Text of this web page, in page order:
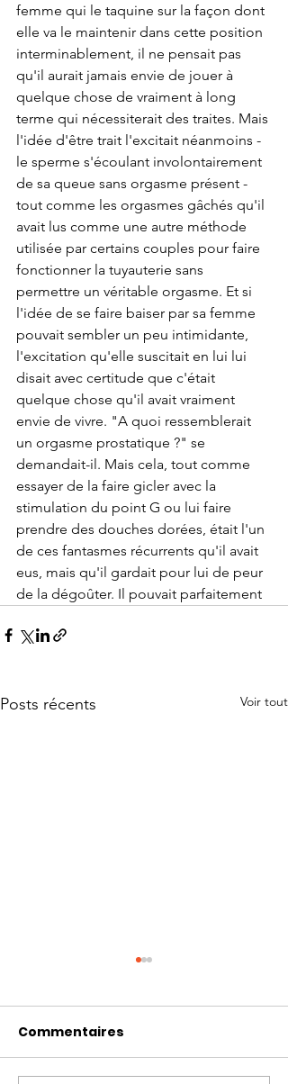
femme qui le taquine sur la façon dont
elle va le maintenir dans cette position
interminablement, il ne pensait pas
qu'il aurait jamais envie de jouer à
quelque chose de vraiment à long
terme qui nécessiterait des traites. Mais
l'idée d'être trait l'excitait néanmoins -
le sperme s'écoulant involontairement
de sa queue sans orgasme présent -
tout comme les orgasmes gâchés qu'il
avait lus comme une autre méthode
utilisée par certains couples pour faire
fonctionner la tuyauterie sans
permettre un véritable orgasme. Et si
l'idée de se faire baiser par sa femme
pouvait sembler un peu intimidante,
l'excitation qu'elle suscitait en lui lui
disait avec certitude que c'était
quelque chose qu'il avait vraiment
envie de vivre. "A quoi ressemblerait
un orgasme prostatique ?" se
demandait-il. Mais cela, tout comme
essayer de la faire gicler avec la
stimulation du point G ou lui faire
prendre des douches dorées, était l'un
de ces fantasmes récurrents qu'il avait
eus, mais qu'il gardait pour lui de peur
de la dégoûter. Il pouvait parfaitement
Posts récents Voir tout
Commentaires